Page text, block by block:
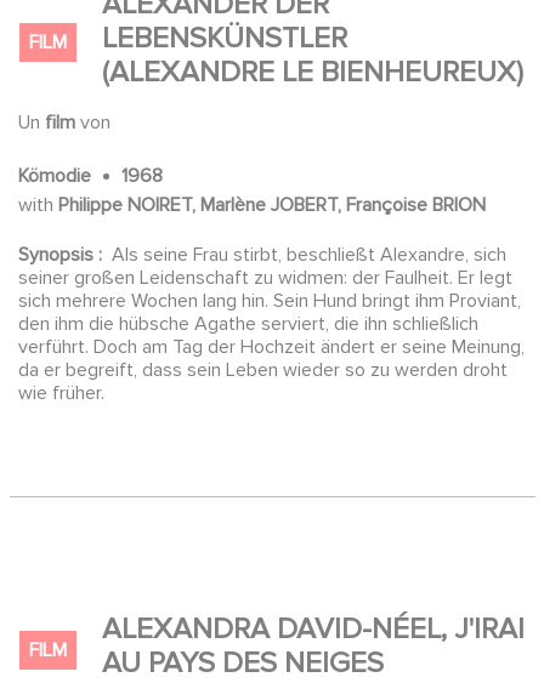
FILM
LEBENSKÜNSTLER
(ALEXANDRE LE BIENHEUREUX)
Un film von
Kömodie
1968
with Philippe NOIRET, Marlène JOBERT, Françoise BRION
Synopsis : Als seine Frau stirbt, beschließt Alexandre, sich
seiner großen Leidenschaft zu widmen: der Faulheit. Er legt
sich mehrere Wochen lang hin. Sein Hund bringt ihm Proviant,
den ihm die hübsche Agathe serviert, die ihn schließlich
verführt. Doch am Tag der Hochzeit ändert er seine Meinung,
da er begreift, dass sein Leben wieder so zu werden droht
wie früher.
FILM
ALEXANDRA DAVID-NÉEL, J'IRAI
AU PAYS DES NEIGES